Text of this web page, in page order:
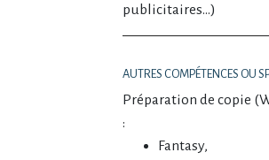
publicitaires…)
AUTRES COMPÉTENCES OU
Préparation de copie
:
Fantasy,